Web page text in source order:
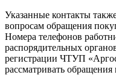
Указанные контакты
вопросам обращения
Номера телефонов
распорядительных
регистрации ЧТУП
рассматривать